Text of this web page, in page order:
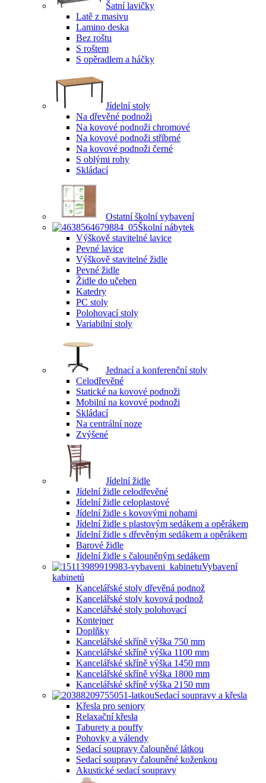
Šatní lavičky
Latě z masivu
Lamino deska
Bez roštu
S roštem
S opěradlem a háčky
Jídelní stoly
Na dřevěné podnoži
Na kovové podnoži chromové
Na kovové podnoži stříbrné
Na kovové podnoži černé
S oblými rohy
Skládací
Ostatní školní vybavení
Školní nábytek
Výškově stavitelné lavice
Pevné lavice
Výškově stavitelné židle
Pevné židle
Židle do učeben
Katedry
PC stoly
Polohovací stoly
Variabilní stoly
Jednací a konferenční stoly
Celodřevěné
Statické na kovové podnoži
Mobilní na kovové podnoži
Skládací
Na centrální noze
Zvýšené
Jídelní židle
Jídelní židle celodřevěné
Jídelní židle celoplastové
Jídelní židle s kovovými nohami
Jídelní židle s plastovým sedákem a opěrákem
Jídelní židle s dřevěným sedákem a opěrákem
Barové židle
Jídelní židle s čalouněným sedákem
Vybavení
kabinetů
Kancelářské stoly dřevěná podnož
Kancelářské stoly kovová podnož
Kancelářské stoly polohovací
Kontejner
Doplňky
Kancelářské skříně výška 750 mm
Kancelářské skříně výška 1100 mm
Kancelářské skříně výška 1450 mm
Kancelářské skříně výška 1800 mm
Kancelářské skříně výška 2150 mm
Sedací soupravy a křesla
Křesla pro seniory
Relaxační křesla
Taburety a pouffy
Pohovky a válendy
Sedací soupravy čalouněné látkou
Sedací soupravy čalouněné koženkou
Akustické sedací soupravy